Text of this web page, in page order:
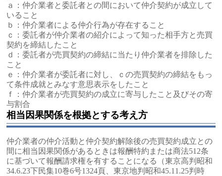
ａ：仲介業者と委託者との間において仲介契約が成立して
いること
ｂ：仲介業者による仲介行為が存在すること
ｃ：委託者が仲介業者の紹介によって知った相手方と売買
契約を締結したこと
ｄ：委託者が売買契約の締結に当たり仲介業者を排除した
こと
ｅ：仲介業者が委託者に対し、ｃの売買契約の締結をもっ
て条件成就とみなす意思表示をしたこと
ｆ：仲介業者が売買契約の成立に寄与したこと及びその寄
与割合
相当因果関係を根拠とする考え方
仲介業者の仲介活動と仲介契約解除後の売買契約成立との
間に相当因果関係があるときは報酬特約または商法512条
に基づいて報酬請求権を有することになる（東京高判昭和
34.6.23下民集10巻6号1324頁、東京地判昭和45.11.25判時